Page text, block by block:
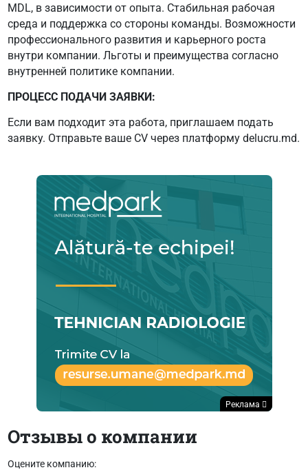
MDL, в зависимости от опыта. Стабильная рабочая
среда и поддержка со стороны команды. Возможности
профессионального развития и карьерного роста
внутри компании. Льготы и преимущества согласно
внутренней политике компании.
ПРОЦЕСС ПОДАЧИ ЗАЯВКИ:
Если вам подходит эта работа, приглашаем подать
заявку. Отправьте ваше CV через платформу delucru.md.
Реклама
Отзывы о компании
Оцените компанию: